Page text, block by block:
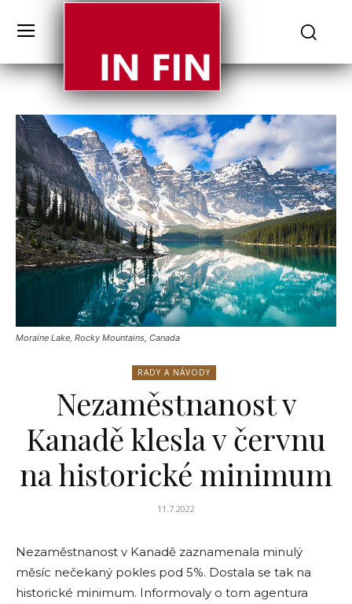
Moraine Lake, Rocky Mountains, Canada
RADY A NÁVODY
Nezaměstnanost v
Kanadě klesla v červnu
na historické minimum
11.7.2022
Nezaměstnanost v Kanadě zaznamenala minulý
měsíc nečekaný pokles pod 5%. Dostala se tak na
historické minimum. Informovaly o tom agentura